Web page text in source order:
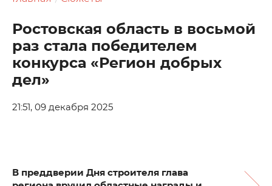
Ростовская область в восьмой
раз стала победителем
конкурса «Регион добрых
дел»
21:51, 09 декабря 2025
В преддверии Дня строителя глава